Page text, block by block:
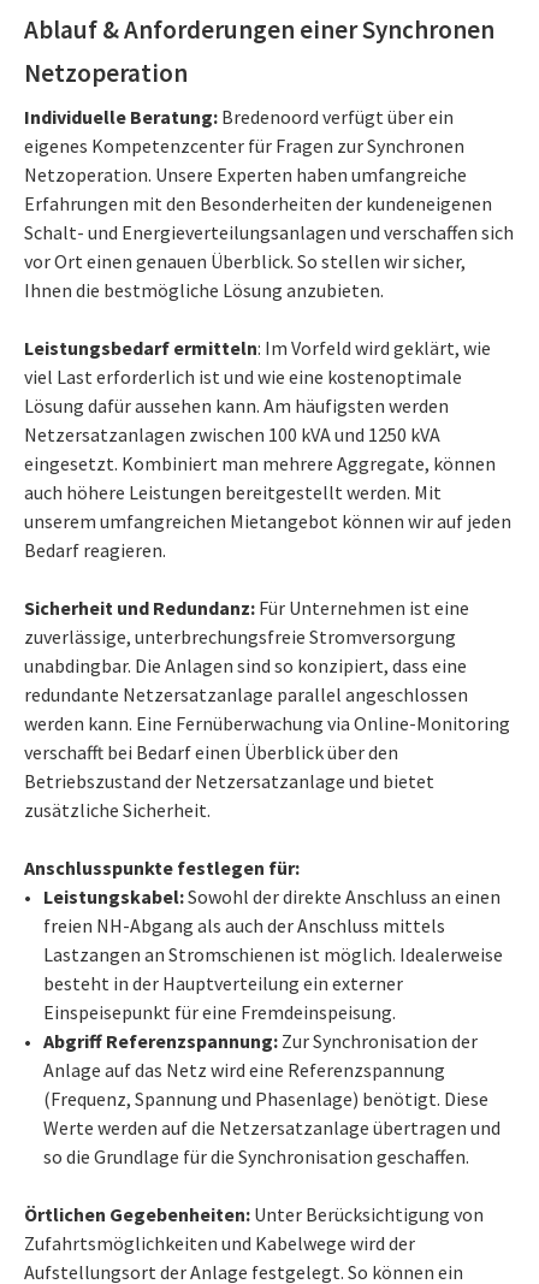
Ablauf & Anforderungen einer Synchronen
Netzoperation
Individuelle Beratung: Bredenoord verfügt über ein
eigenes Kompetenzcenter für Fragen zur Synchronen
Netzoperation. Unsere Experten haben umfangreiche
Erfahrungen mit den Besonderheiten der kundeneigenen
Schalt- und Energieverteilungsanlagen und verschaffen sich
vor Ort einen genauen Überblick. So stellen wir sicher,
Ihnen die bestmögliche Lösung anzubieten.
Leistungsbedarf ermitteln: Im Vorfeld wird geklärt, wie
viel Last erforderlich ist und wie eine kostenoptimale
Lösung dafür aussehen kann. Am häufigsten werden
Netzersatzanlagen zwischen 100 kVA und 1250 kVA
eingesetzt. Kombiniert man mehrere Aggregate, können
auch höhere Leistungen bereitgestellt werden. Mit
unserem umfangreichen Mietangebot können wir auf jeden
Bedarf reagieren.
Sicherheit und Redundanz: Für Unternehmen ist eine
zuverlässige, unterbrechungsfreie Stromversorgung
unabdingbar. Die Anlagen sind so konzipiert, dass eine
redundante Netzersatzanlage parallel angeschlossen
werden kann. Eine Fernüberwachung via Online-Monitoring
verschafft bei Bedarf einen Überblick über den
Betriebszustand der Netzersatzanlage und bietet
zusätzliche Sicherheit.
Anschlusspunkte festlegen für:
Leistungskabel:Sowohl der direkte Anschluss an einen
freien NH-Abgang als auch der Anschluss mittels
Lastzangen an Stromschienen ist möglich. Idealerweise
besteht in der Hauptverteilung ein externer
Einspeisepunkt für eine Fremdeinspeisung.
Abgriff Referenzspannung: Zur Synchronisation der
Anlage auf das Netz wird eine Referenzspannung
(Frequenz, Spannung und Phasenlage) benötigt. Diese
Werte werden auf die Netzersatzanlage übertragen und
so die Grundlage für die Synchronisation geschaffen.
Örtlichen Gegebenheiten: Unter Berücksichtigung von
Zufahrtsmöglichkeiten und Kabelwege wird der
Aufstellungsort der Anlage festgelegt. So können ein